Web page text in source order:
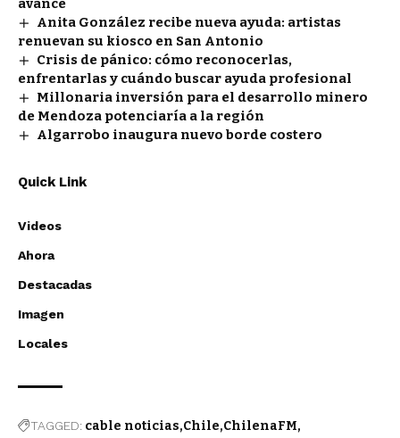
avance
Anita González recibe nueva ayuda: artistas
renuevan su kiosco en San Antonio
Crisis de pánico: cómo reconocerlas,
enfrentarlas y cuándo buscar ayuda profesional
Millonaria inversión para el desarrollo minero
de Mendoza potenciaría a la región
Algarrobo inaugura nuevo borde costero
Quick Link
Videos
Ahora
Destacadas
Imagen
Locales
TAGGED: cable noticias Chile ChilenaFM